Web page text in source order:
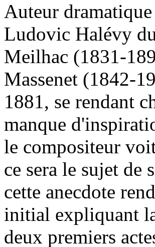
Auteur
Ludovic Halévy
Meilhac (1831-
Massenet (1842-
1881, se rendant
manque
le compositeur
ce sera le sujet de
cette anecdote
initial expliquant
deux premiers